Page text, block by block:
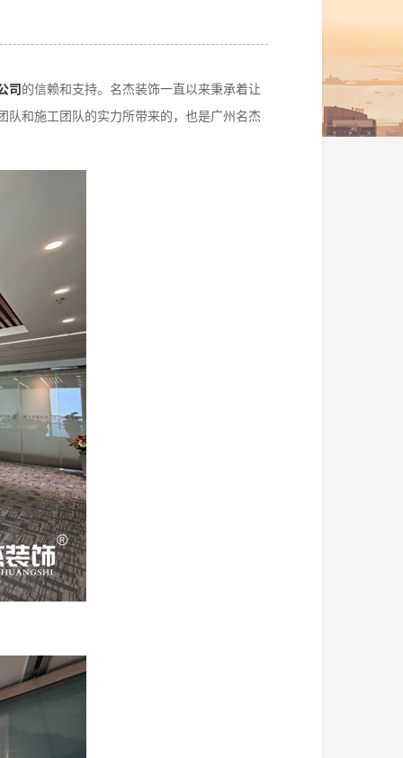
司的信赖和支持。名杰装饰一直以来秉承着让
和施工团队的实力所带来的，也是广州名杰